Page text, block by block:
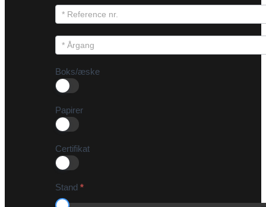
Boks/æske
Papirer
Certifikat
Stand *